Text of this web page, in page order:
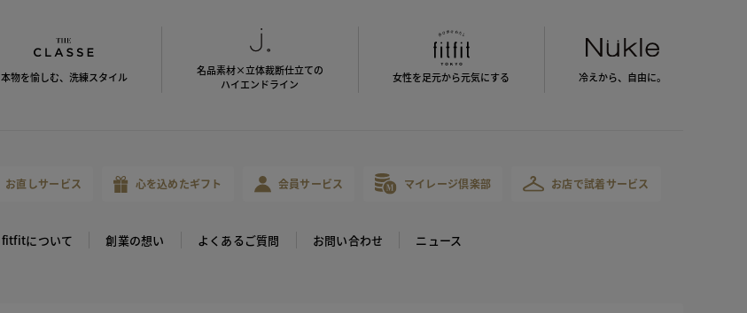
本物を愉しむ、洗練スタイル
名品素材×立体裁断仕立ての
ハイエンドライン
女性を足元から元気にする 冷えから、 自由に。
お直しサービス 心を込めたギフト 会員サービス マイレージ倶楽部 お店で試着サービス
fitfitについて 創業の想い よくあるご質問 お問い合わせ ニュース